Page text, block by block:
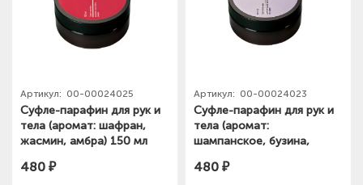
Артикул: 00-00024025
Суфле-парафин для рук и
тела (аромат: шафран,
жасмин, амбра) 150 мл
480 ₽
Артикул: 00-00024023
Суфле-парафин для рук и
тела (аромат:
шампанское, бузина,
480 ₽